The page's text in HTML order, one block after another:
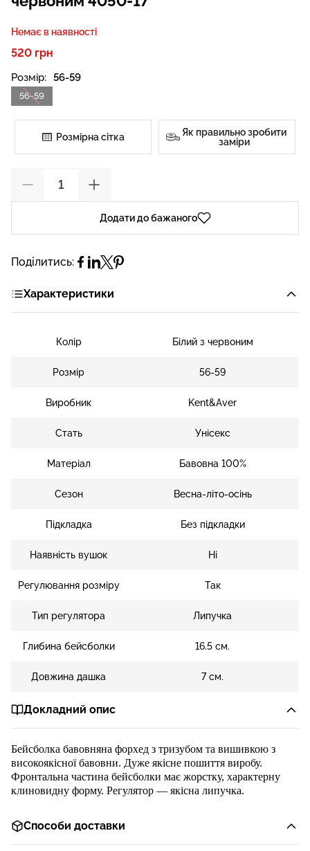
Немає в наявності
520 грн
Розмір: 56-59
56-59
Розмірна сітка
Як правильно зробити
заміри
Додати до бажаного
Поділитись:
Характеристики
Колір Білий з червоним
Розмір 56-59
Виробник Kent&Aver
Стать Унісекс
Матеріал Бавовна 100%
Сезон Весна-літо-осінь
Підкладка Без підкладки
Наявність вушок Ні
Регулювання розміру Так
Тип регулятора Липучка
Глибина бейсболки 16.5 см.
Довжина дашка 7 см.
Докладний опис
Бейсболка бавовняна форхед з тризубом та вишивкою з
високоякісної бавовни. Дуже якісне пошиття виробу.
Фронтальна частина бейсболки має жорстку, характерну
клиновидну форму. Регулятор — якісна липучка.
Способи доставки